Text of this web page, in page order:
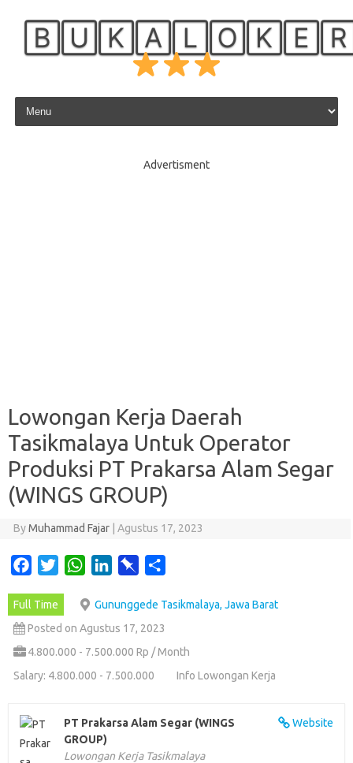
Skip to content
Advertisment
Lowongan Kerja Daerah
Tasikmalaya Untuk Operator
Produksi PT Prakarsa Alam Segar
(WINGS GROUP)
ByMuhammad Fajar Agustus 17, 2023
c
e
b
t
t
W
a
t
s
n
k
e
n
b
o
a
e
Full Time
Gununggede Tasikmalaya, Jawa Barat
Posted on Agustus 17, 2023
4.800.000 - 7.500.000 Rp / Month
Salary: 4.800.000 - 7.500.000
Info Lowongan Kerja
Website
PT Prakarsa Alam Segar (WINGS
GROUP)
Lowongan Kerja Tasikmalaya